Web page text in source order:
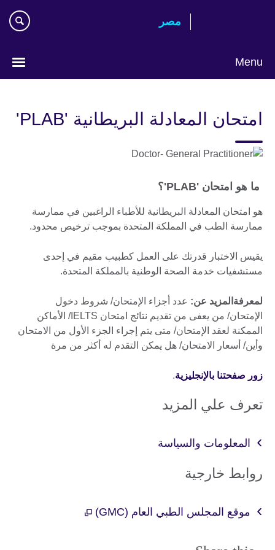
مصر‎
Menu
امتحان المعادلة البريطانية 'PLAB'
ما هو امتحان 'PLAB'؟
هو امتحان المعادلة البريطانية للأطباء الراغبين في ممارسة
ممارسة الطب في المملكة المتحدة بموجب ترخيص محدود.
يقيس الاختبار قدرتك على العمل كطبيب مقيم في إحدى
مستشفيات خدمة الصحة الوطنية بالمملكة المتحدة.
لمعرفةالمزيد عن: عدد أجزاء الإمتحان/ شروط دخول
الإمتحان/ من يعفى من تقديم نتائج امتحان IELTS/ الأماكن
الممكنة لعقد الإمتحان/ متى يتم إجراء الجزء الأول من الامتحان
وأين/ أسعار الامتحان/ هل يمكن التقدم له أكثر من مرة
زور صفحتنا بالإنجليزية.
تعرف علي المزيد
المعلومات والسياسة
روابط خارجية
موقع المجلس الطبي العام (GMC)